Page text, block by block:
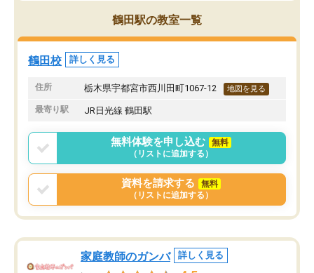
鶴田駅の教室一覧
鶴田校 詳しく見る
住所 栃木県宇都宮市西川田町1067-12 地図を見る
最寄り駅 JR日光線 鶴田駅
無料体験を申し込む
無料
（リストに追加する）
資料を請求する
無料
（リストに追加する）
家庭教師のガンバ 詳しく見る